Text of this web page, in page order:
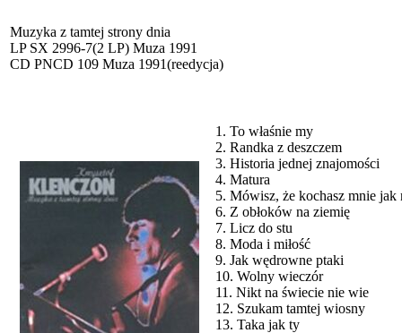
Muzyka z tamtej strony dnia
LP SX 2996-7(2 LP) Muza 1991
CD PNCD 109 Muza 1991(reedycja)
1. To właśnie my
2. Randka z deszczem
3. Historia jednej znajomości
4. Matura
5. Mówisz, że kochasz mnie jak
6. Z obłoków na ziemię
7. Licz do stu
8. Moda i miłość
9. Jak wędrowne ptaki
10. Wolny wieczór
11. Nikt na świecie nie wie
12. Szukam tamtej wiosny
13. Taka jak ty